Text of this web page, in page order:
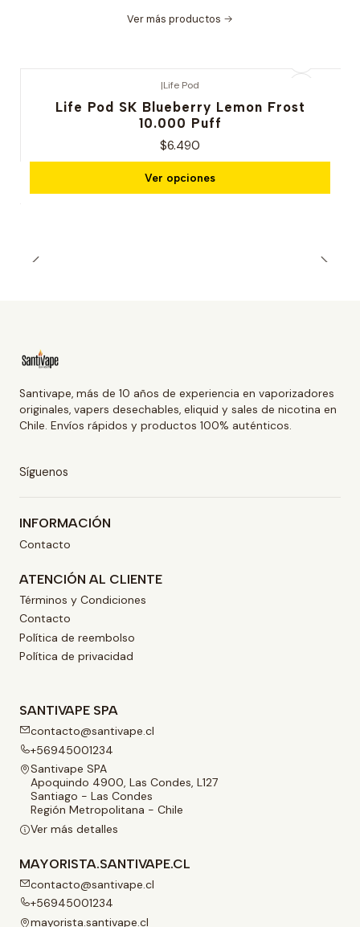
Ver más productos
|Life Pod
Life Pod SK Blueberry Lemon Frost
10.000 Puff
$6.490
Ver opciones
Santivape, más de 10 años de experiencia en vaporizadores
originales, vapers desechables, eliquid y sales de nicotina en
Chile. Envíos rápidos y productos 100% auténticos.
Síguenos
INFORMACIÓN
Contacto
ATENCIÓN AL CLIENTE
Términos y Condiciones
Contacto
Política de reembolso
Política de privacidad
SANTIVAPE SPA
contacto@santivape.cl
+56945001234
Santivape SPA
Apoquindo 4900, Las Condes, L127
Santiago - Las Condes
Región Metropolitana - Chile
Ver más detalles
MAYORISTA.SANTIVAPE.CL
contacto@santivape.cl
+56945001234
mayorista.santivape.cl